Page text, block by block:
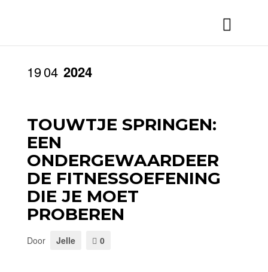
1904 2024
TOUWTJE SPRINGEN:
EEN
ONDERGEWAARDEER
DE FITNESSOEFENING
DIE JE MOET
PROBEREN
Door Jelle 0